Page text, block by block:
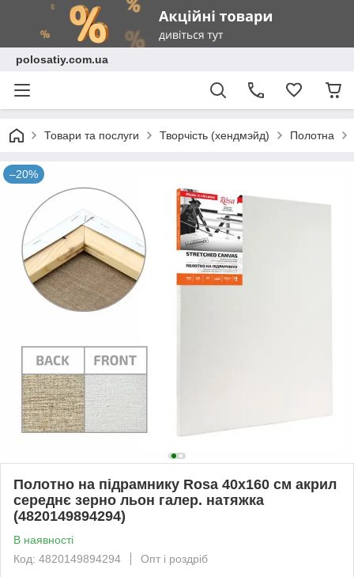
polosatiy.com.ua
Товари та послуги Творчість (хендмэйд) Полотна
–20%
Полотно на підрамнику Rosa 40x160 см акрил
середнє зерно льон галер. натяжка
(4820149894294)
В наявності
Код: 4820149894294
Опт і роздріб